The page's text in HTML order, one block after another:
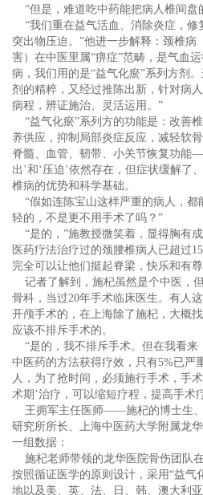
“但是，难道吃中药能把病人椎间盘
“我们重在益气活血、消除炎症，修
突出物压迫。”他进一步解释：颈椎病
害）在中医里属“痹症”范畴，是气血
病，我们用的是“益气化瘀”系列方剂
剂的精粹，又经过推陈出新，针对病
病程，辨证施治、灵活运用。”
“益气化瘀”系列方的功能是：改善
养供应，抑制局部炎症反应，减轻软
脊髓、血管、韧带、小关节恢复功能
出’和‘压迫’依然存在，但症状缓解了
椎病的优势和科学基础。
“假如连陈宝山这样严重的病人，都
轻的，不是更不用手术了吗？”
“是的，”施教授微笑着，显得胸有
医药疗法治疗过的颈腰椎病人已超过
完全可以让他们挺起脊梁，快乐和有
记者了解到，施杞虽然是个中医，
骨科，当过20年手术临床医生。有人
开颅手术的，在上海除了施杞，大概
应该不排斥手术的。
“是的，我不排斥手术。但在我看来
中医药的方法获得疗效，只有5%已严
人，为了抢时间，必须施行手术，手
术期’治疗，可以缩短疗程，提高手术
王拥军主任医师——施杞的博士生、
研究所所长、上海中医药大学附属龙
一组数据：
施杞老师带领的龙华医院骨伤团队在
按照循证医学的原则设计，采用“益气
地以及美、英、法、日、韩、澳大利